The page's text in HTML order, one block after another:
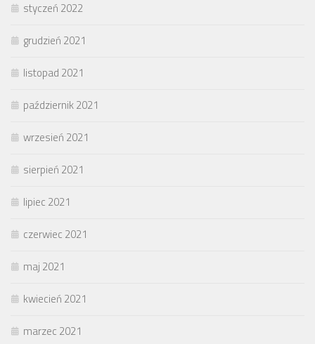
styczeń 2022
grudzień 2021
listopad 2021
październik 2021
wrzesień 2021
sierpień 2021
lipiec 2021
czerwiec 2021
maj 2021
kwiecień 2021
marzec 2021